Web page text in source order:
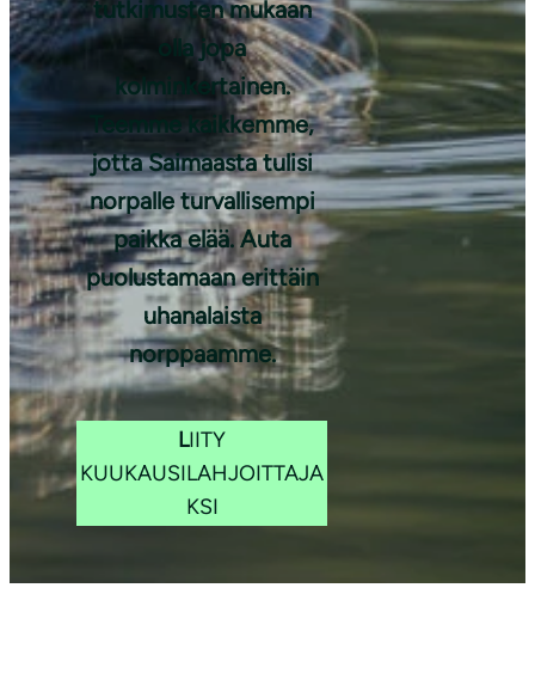
tutkimusten mukaan
olla jopa
kolminkertainen.
Teemme kaikkemme,
jotta Saimaasta tulisi
norpalle turvallisempi
paikka elää. Auta
puolustamaan erittäin
uhanalaista
norppaamme.
LIITY
KUUKAUSILAHJOITTAJA
KSI
Kuva: Lasse
Kurkela